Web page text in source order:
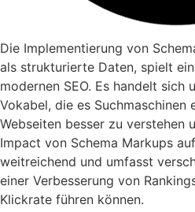
Die Implementierung von
als strukturierte Daten, spielt
modernen SEO. Es handelt sich
Vokabel, die es Suchmaschinen
Webseiten besser zu verstehen
Impact von Schema Markups
weitreichend und umfasst
einer Verbesserung von
Klickrate führen können.